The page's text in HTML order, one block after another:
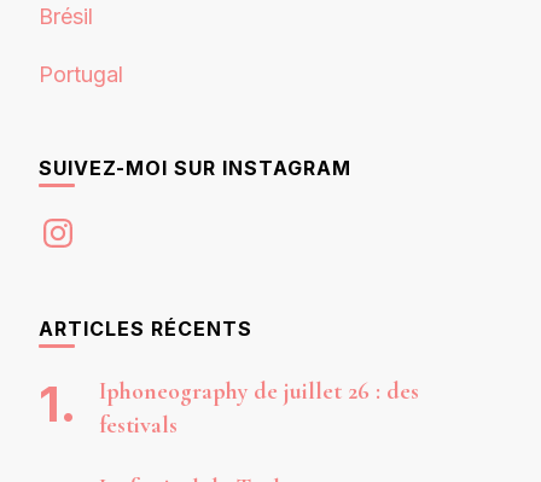
Brésil
Portugal
SUIVEZ-MOI SUR INSTAGRAM
Instagram
ARTICLES RÉCENTS
Iphoneography de juillet 26 : des
festivals